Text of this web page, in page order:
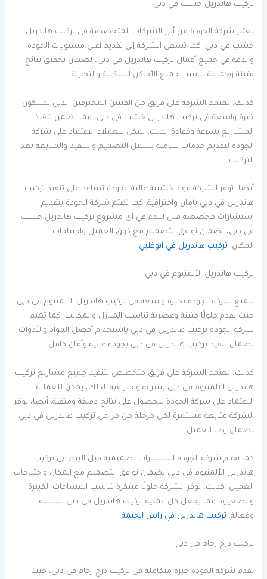
تركيب هاندريل خشب في دبي
تعتبر شركة الجودة من أبرز الشركات المتخصصة في تركيب هاندريل
خشب في دبي. كما تسعى الشركة إلى تقديم أعلى مستويات الجودة
والدقة في جميع أعمال تركيب هاندريل في دبي، لضمان تحقيق نتائج
متينة وجمالية تناسب جميع الأماكن السكنية والتجارية.
كذلك، تعتمد الشركة على فريق من الفنيين المحترفين الذين يمتلكون
خبرة واسعة في تركيب هاندريل خشب في دبي، مما يضمن تنفيذ
المشاريع بسرعة وكفاءة. لذلك، يمكن للعملاء الاعتماد على شركة
الجودة لتقديم خدمات شاملة تشمل التصميم والتنفيذ والمتابعة بعد
التركيب.
أيضا، توفر الشركة مواد خشبية عالية الجودة تساعد على تنفيذ تركيب
هاندريل في دبي بأمان واحترافية. كما تهتم شركة الجودة بتقديم
استشارات مخصصة قبل البدء في أي مشروع تركيب هاندريل خشب
في دبي، لضمان توافق التصميم مع ذوق العميل واحتياجات
المكان. تركيب هاندريل في ابوظبي
تركيب هاندريل الألمنيوم في دبي
تتمتع شركة الجودة بخبرة واسعة في تركيب هاندريل الألمنيوم في دبي،
حيث تقدم حلولًا متينة وعصرية تناسب المنازل والمكاتب. كما تهتم
شركة الجودة تركيب هاندريل في دبي باستخدام أفضل المواد والأدوات
لضمان تنفيذ تركيب هاندريل في دبي بجودة عالية وأمان كامل.
كذلك، تعتمد الشركة على فريق متخصص لتنفيذ جميع مشاريع تركيب
هاندريل الألمنيوم في دبي بسرعة واحترافية. لذلك، يمكن للعملاء
الاعتماد على شركة الجودة للحصول على نتائج دقيقة ومتقنة. أيضا، توفر
الشركة متابعة مستمرة لكل مرحلة من مراحل تركيب هاندريل في دبي
لضمان رضا العميل.
كما تقدم شركة الجودة استشارات تصميمية قبل البدء في تركيب
هاندريل الألمنيوم في دبي لضمان توافق التصميم مع المكان واحتياجات
العميل. كذلك، توفر الشركة حلولًا مبتكرة تناسب المساحات الكبيرة
والصغيرة، مما يجعل كل عملية تركيب هاندريل في دبي سلسة
وفعالة. تركيب هاندريل في راس الخيمة
تركيب درج رخام في دبي
تقدم شركة الجودة خبرة متكاملة في تركيب درج رخام في دبي، حيث